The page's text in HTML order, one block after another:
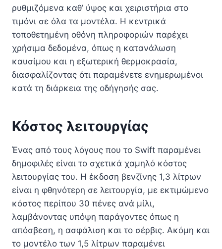
ρυθμιζόμενα καθ’ ύψος και χειριστήρια στο
τιμόνι σε όλα τα μοντέλα. Η κεντρικά
τοποθετημένη οθόνη πληροφοριών παρέχει
χρήσιμα δεδομένα, όπως η κατανάλωση
καυσίμου και η εξωτερική θερμοκρασία,
διασφαλίζοντας ότι παραμένετε ενημερωμένοι
κατά τη διάρκεια της οδήγησής σας.
Κόστος λειτουργίας
Ένας από τους λόγους που το Swift παραμένει
δημοφιλές είναι το σχετικά χαμηλό κόστος
λειτουργίας του. Η έκδοση βενζίνης 1,3 λίτρων
είναι η φθηνότερη σε λειτουργία, με εκτιμώμενο
κόστος περίπου 30 πένες ανά μίλι,
λαμβάνοντας υπόψη παράγοντες όπως η
απόσβεση, η ασφάλιση και το σέρβις. Ακόμη και
το μοντέλο των 1,5 λίτρων παραμένει